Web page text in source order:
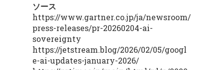
ソース
https://www.gartner.co.jp/ja/newsroom/
press-releases/pr-20260204-ai-
sovereignty
https://jetstream.blog/2026/02/05/googl
e-ai-updates-january-2026/